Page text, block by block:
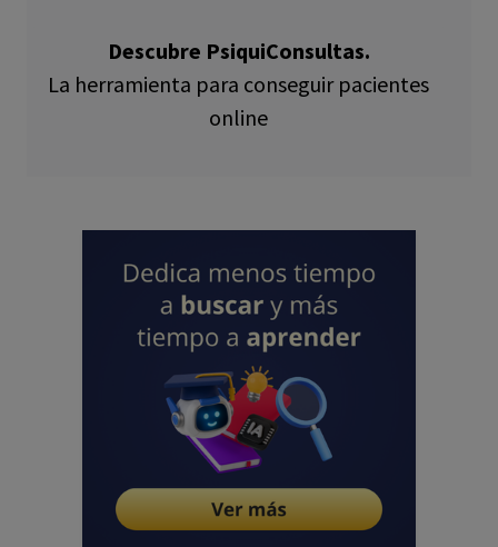
Descubre PsiquiConsultas.
La herramienta para conseguir pacientes
online